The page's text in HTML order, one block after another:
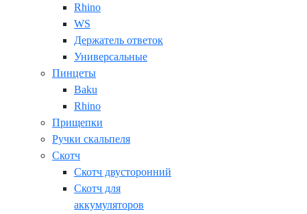
Rhino
WS
Держатель ответок
Универсальные
Пинцеты
Baku
Rhino
Прищепки
Ручки скальпеля
Скотч
Скотч двусторонний
Скотч для
аккумуляторов